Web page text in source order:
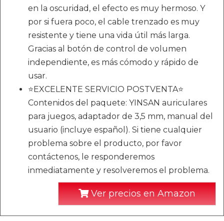
en la oscuridad, el efecto es muy hermoso. Y
por si fuera poco, el cable trenzado es muy
resistente y tiene una vida útil más larga.
Gracias al botón de control de volumen
independiente, es más cómodo y rápido de
usar.
⭐EXCELENTE SERVICIO POSTVENTA⭐
Contenidos del paquete: YINSAN auriculares
para juegos, adaptador de 3,5 mm, manual del
usuario (incluye español). Si tiene cualquier
problema sobre el producto, por favor
contáctenos, le responderemos
inmediatamente y resolveremos el problema.
Ver precios en Amazon